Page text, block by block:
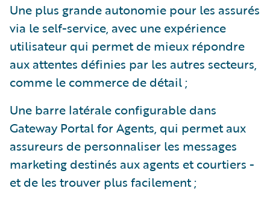
Une plus grande autonomie pour les assurés
via le self-service, avec une expérience
utilisateur qui permet de mieux répondre
aux attentes définies par les autres secteurs,
comme le commerce de détail ;
Une barre latérale configurable dans
Gateway Portal for Agents, qui permet aux
assureurs de personnaliser les messages
marketing destinés aux agents et courtiers -
et de les trouver plus facilement ;